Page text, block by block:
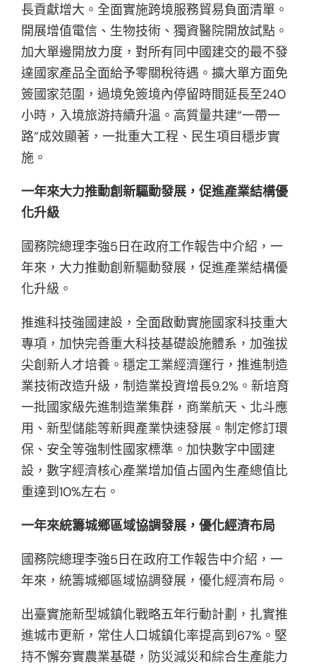
長貢獻增大。全面實施跨境服務貿易負面清單。
開展增值電信、生物技術、獨資醫院開放試點。
加大單邊開放力度，對所有同中國建交的最不發
達國家產品全面給予零關稅待遇。擴大單方面免
簽國家范圍，過境免簽境內停留時間延長至240
小時，入境旅游持續升溫。高質量共建“一帶一
路”成效顯著，一批重大工程、民生項目穩步實
施。
一年來大力推動創新驅動發展，促進產業結構優
化升級
國務院總理李強5日在政府工作報告中介紹，一
年來，大力推動創新驅動發展，促進產業結構優
化升級。
推進科技強國建設，全面啟動實施國家科技重大
專項，加快完善重大科技基礎設施體系，加強拔
尖創新人才培養。穩定工業經濟運行，推進制造
業技術改造升級，制造業投資增長9.2%。新培育
一批國家級先進制造業集群，商業航天、北斗應
用、新型儲能等新興產業快速發展。制定修訂環
保、安全等強制性國家標準。加快數字中國建
設，數字經濟核心產業增加值占國內生產總值比
重達到10%左右。
一年來統籌城鄉區域協調發展，優化經濟布局
國務院總理李強5日在政府工作報告中介紹，一
年來，統籌城鄉區域協調發展，優化經濟布局。
出臺實施新型城鎮化戰略五年行動計劃，扎實推
進城市更新，常住人口城鎮化率提高到67%。堅
持不懈夯實農業基礎，防災減災和綜合生產能力